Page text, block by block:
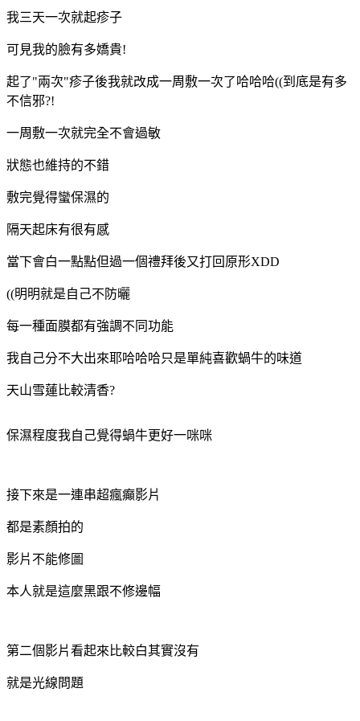
我三天一次就起疹子
可見我的臉有多嬌貴!
起了"兩次"疹子後我就改成一周敷一次了哈哈哈((到底是有多
不信邪?!
一周敷一次就完全不會過敏
狀態也維持的不錯
敷完覺得蠻保濕的
隔天起床有很有感
當下會白一點點但過一個禮拜後又打回原形XDD
((明明就是自己不防曬
每一種面膜都有強調不同功能
我自己分不大出來耶哈哈哈只是單純喜歡蝸牛的味道
天山雪蓮比較清香?
保濕程度我自己覺得蝸牛更好一咪咪
接下來是一連串超瘋癲影片
都是素顏拍的
影片不能修圖
本人就是這麼黑跟不修邊幅
第二個影片看起來比較白其實沒有
就是光線問題